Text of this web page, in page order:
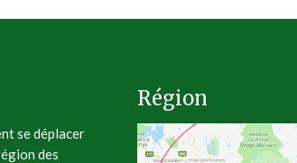
se déplacer
des
Région